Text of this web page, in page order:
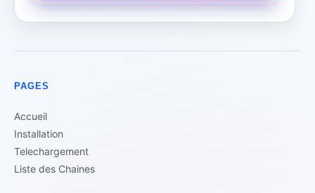
PAGES
Accueil
Installation
Telechargement
Liste des Chaines